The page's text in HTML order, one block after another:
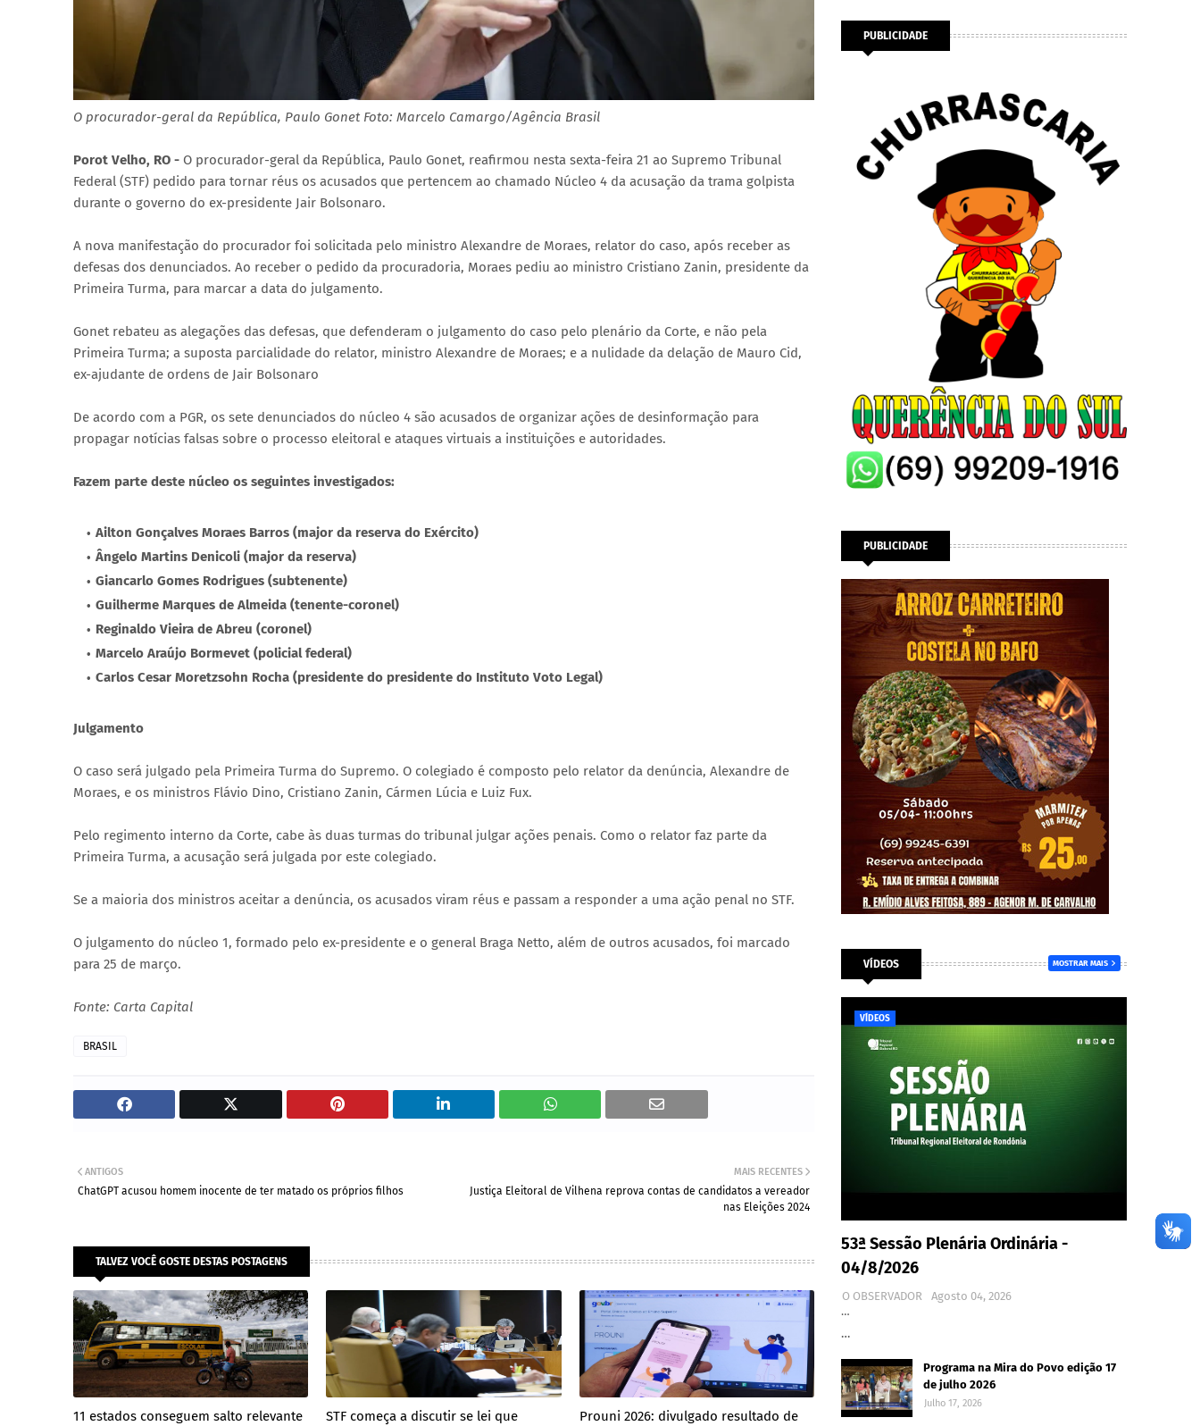
O procurador-geral da República, Paulo Gonet Foto: Marcelo Camargo/Agência Brasil
Porot Velho, RO - O procurador-geral da República, Paulo Gonet, reafirmou nesta sexta-feira 21 ao Supremo Tribunal
Federal (STF) pedido para tornar réus os acusados que pertencem ao chamado Núcleo 4 da acusação da trama golpista
durante o governo do ex-presidente Jair Bolsonaro.
A nova manifestação do procurador foi solicitada pelo ministro Alexandre de Moraes, relator do caso, após receber as
defesas dos denunciados. Ao receber o pedido da procuradoria, Moraes pediu ao ministro Cristiano Zanin, presidente da
Primeira Turma, para marcar a data do julgamento.
Gonet rebateu as alegações das defesas, que defenderam o julgamento do caso pelo plenário da Corte, e não pela
Primeira Turma; a suposta parcialidade do relator, ministro Alexandre de Moraes; e a nulidade da delação de Mauro Cid,
ex-ajudante de ordens de Jair Bolsonaro
De acordo com a PGR, os sete denunciados do núcleo 4 são acusados de organizar ações de desinformação para
propagar notícias falsas sobre o processo eleitoral e ataques virtuais a instituições e autoridades.
Fazem parte deste núcleo os seguintes investigados:
Ailton Gonçalves Moraes Barros (major da reserva do Exército)
Ângelo Martins Denicoli (major da reserva)
Giancarlo Gomes Rodrigues (subtenente)
Guilherme Marques de Almeida (tenente-coronel)
Reginaldo Vieira de Abreu (coronel)
Marcelo Araújo Bormevet (policial federal)
Carlos Cesar Moretzsohn Rocha (presidente do presidente do Instituto Voto Legal)
Julgamento
O caso será julgado pela Primeira Turma do Supremo. O colegiado é composto pelo relator da denúncia, Alexandre de
Moraes, e os ministros Flávio Dino, Cristiano Zanin, Cármen Lúcia e Luiz Fux.
Pelo regimento interno da Corte, cabe às duas turmas do tribunal julgar ações penais. Como o relator faz parte da
Primeira Turma, a acusação será julgada por este colegiado.
Se a maioria dos ministros aceitar a denúncia, os acusados viram réus e passam a responder a uma ação penal no STF.
O julgamento do núcleo 1, formado pelo ex-presidente e o general Braga Netto, além de outros acusados, foi marcado
para 25 de março.
Fonte: Carta Capital
BRASIL
MAIS RECENTES
Justiça Eleitoral de Vilhena reprova contas de candidatos a vereador
nas Eleições 2024
ANTIGOS
ChatGPT acusou homem inocente de ter matado os próprios filhos
TALVEZ VOCÊ GOSTE DESTAS POSTAGENS
11 estados conseguem salto relevante
STF começa a discutir se lei que
Prouni 2026: divulgado resultado de
PUBLICIDADE
PUBLICIDADE
VÍDEOS MOSTRAR MAIS
VÍDEOS
53ª Sessão Plenária Ordinária -
04/8/2026
O OBSERVADOR
Agosto 04, 2026
…
…
Programa na Mira do Povo edição 17
de julho 2026
Julho 17, 2026